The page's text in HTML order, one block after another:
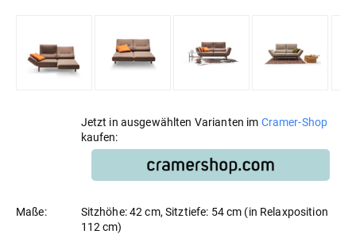
Jetzt in ausgewählten Varianten im Cramer-Shop
kaufen:
Maße:
Sitzhöhe: 42 cm, Sitztiefe: 54 cm (in Relaxposition
112 cm)